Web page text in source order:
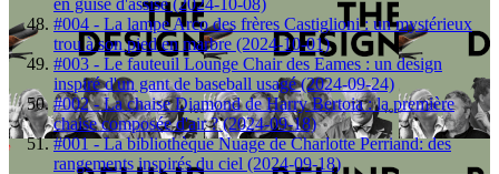
#004 - La lampe Arco des frères Castiglioni : un mystérieux
trou à son pied en marbre (2024-10-01)
#003 - Le fauteuil Lounge Chair des Eames : un design
inspiré d'un gant de baseball usagé (2024-09-24)
#002 - La chaise Diamond de Harry Bertoia : la première
chaise composée d'air ? (2024-09-18)
#001 - La bibliothèque Nuage de Charlotte Perriand: des
rangements inspirés du ciel (2024-09-18)